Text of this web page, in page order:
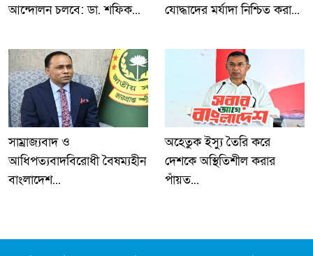
আন্দোলন চলবে: ডা. শফিক...
যোদ্ধাদের মর্যাদা নিশ্চিত করা...
সাম্রাজ্যবাদ ও
আধিপত্যবাদবিরোধী বৈষম্যহীন
বাংলাদেশ...
অহেতুক ইস্যু তৈরি করে
দেশকে অস্থিতিশীল করার
পাঁয়ত...